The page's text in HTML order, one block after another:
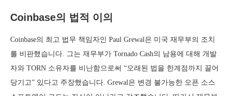
Coinbase의 법적 이의
Coinbase의 최고 법무 책임자인 Paul Grewal은 미국 재무부의 조치
를 비판했습니다. 그는 재무부가 Tornado Cash의 남용에 대해 개발
자와 TORN 소유자를 비난함으로써 “오래된 법을 한계점까지 끌어
당기고” 있다고 주장했습니다. Grewal은 변경 불가능한 오픈 소스